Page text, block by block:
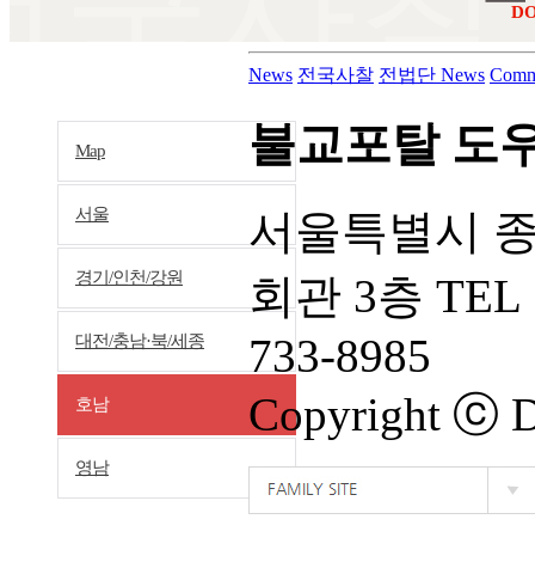
Map
서울
경기/인천/강원
대전/충남·북/세종
호남
영남
News 전국사찰 전법단 News
불교포탈 도
서울특별시
회관 3층
733-8985
Copyright ⓒ